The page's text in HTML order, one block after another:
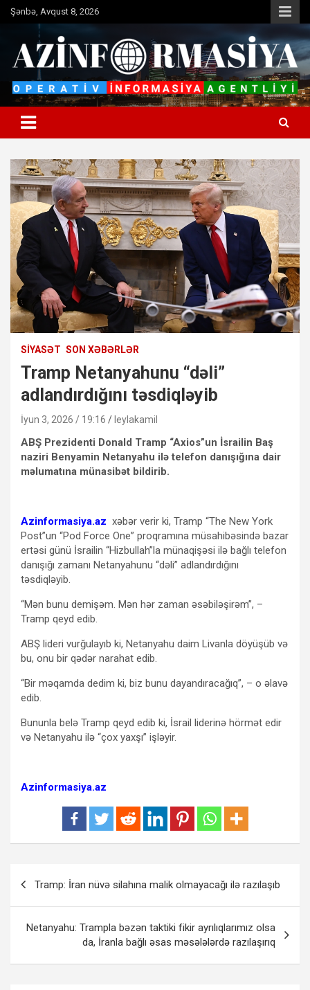
SkipŞənbə, Avqust 8, 2026
Azinformasiya
Operativ informasiya agentliyi
SIYASƏT SON XƏBƏRLƏR
Tramp Netanyahunu “dəli”
adlandırdığını təsdiqləyib
İyun 3, 2026 / 19:16 leylakamil
ABŞ Prezidenti Donald Tramp “Axios”un İsrailin Baş
naziri Benyamin Netanyahu ilə telefon danışığına dair
məlumatına münasibət bildirib.
Azinformasiya.az xəbər verir ki, Tramp “The New York
Post”un “Pod Force One” proqramına müsahibəsində bazar
ertəsi günü İsrailin “Hizbullah”la münaqişəsi ilə bağlı telefon
danışığı zamanı Netanyahunu “dəli” adlandırdığını
təsdiqləyib.
“Mən bunu demişəm. Mən hər zaman əsəbiləşirəm”, –
Tramp qeyd edib.
ABŞ lideri vurğulayıb ki, Netanyahu daim Livanla döyüşüb və
bu, onu bir qədər narahat edib.
“Bir məqamda dedim ki, biz bunu dayandıracağıq”, – o əlavə
edib.
Bununla belə Tramp qeyd edib ki, İsrail liderinə hörmət edir
və Netanyahu ilə “çox yaxşı” işləyir.
Azinformasiya.az
naviqasiyası
Tramp: İran nüvə silahına malik olmayacağı ilə razılaşıb
Netanyahu: Trampla bəzən taktiki fikir ayrılıqlarımız olsa
da, İranla bağlı əsas məsələlərdə razılaşırıq